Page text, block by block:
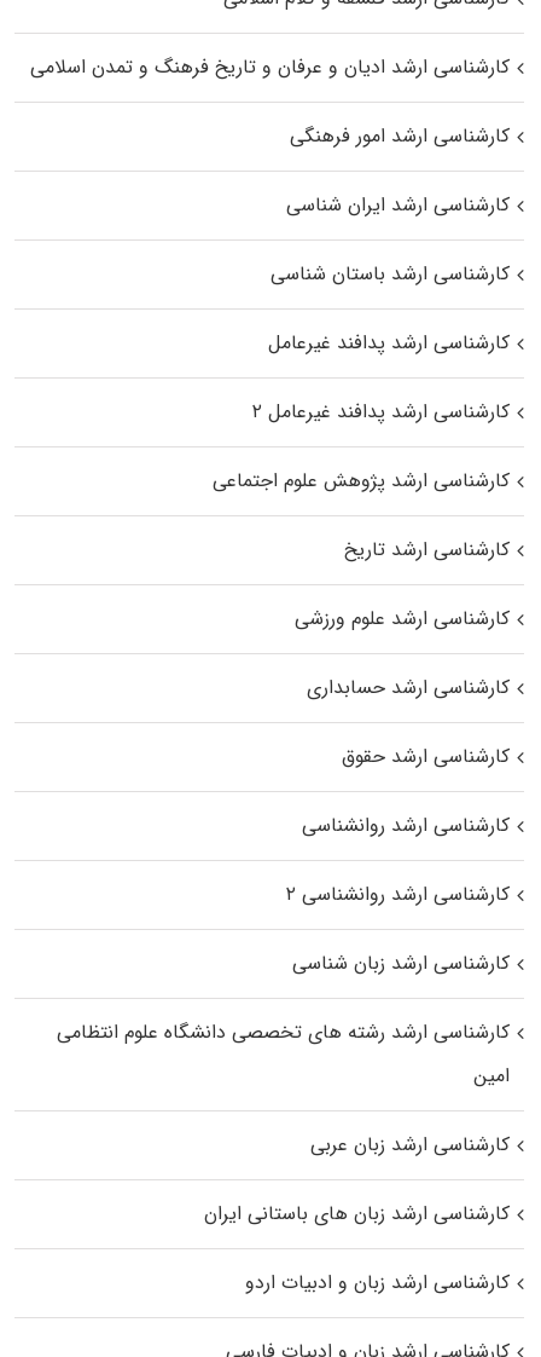
کارشناسی ارشد ادیان و عرفان و تاریخ فرهنگ و تمدن اسلامی
کارشناسی ارشد امور فرهنگی
کارشناسی ارشد ایران شناسی
کارشناسی ارشد باستان شناسی
کارشناسی ارشد پدافند غیرعامل
کارشناسی ارشد پدافند غیرعامل ۲
کارشناسی ارشد پژوهش علوم اجتماعی
کارشناسی ارشد تاریخ
کارشناسی ارشد علوم ورزشی
کارشناسی ارشد حسابداری
کارشناسی ارشد حقوق
کارشناسی ارشد روانشناسی
کارشناسی ارشد روانشناسی ۲
کارشناسی ارشد زبان شناسی
کارشناسی ارشد رﺷﺘﻪ ﻫﺎی تخصصی داﻧﺸﮕﺎه ﻋﻠﻮم انتظامی
اﻣﻴﻦ
کارشناسی ارشد زبان عربی
کارشناسی ارشد زبان‌ های باستانی ایران
کارشناسی ارشد زبان و ادبیات اردو